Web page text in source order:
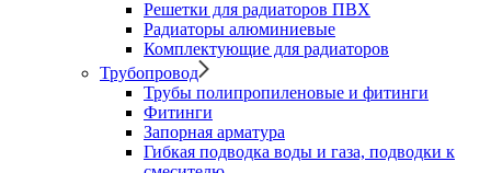
Решетки для радиаторов ПВХ
Радиаторы алюминиевые
Комплектующие для радиаторов
Трубопровод
Трубы полипропиленовые и фитинги
Фитинги
Запорная арматура
Гибкая подводка воды и газа, подводки к